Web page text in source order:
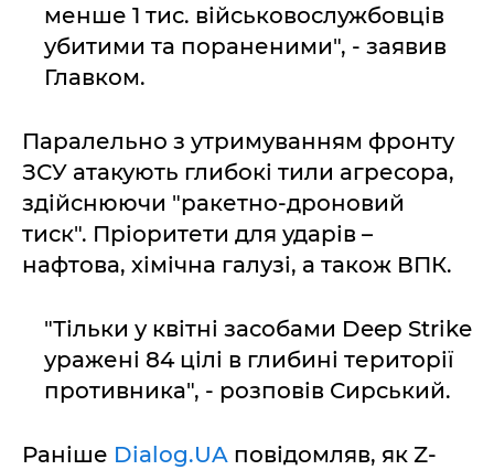
менше 1 тис. військовослужбовців
убитими та пораненими", - заявив
Главком.
Паралельно з утримуванням фронту
ЗСУ атакують глибокі тили агресора,
здійснюючи "ракетно-дроновий
тиск". Пріоритети для ударів –
нафтова, хімічна галузі, а також ВПК.
"Тільки у квітні засобами Deep Strike
уражені 84 цілі в глибині території
противника", - розповів Сирський.
Раніше Dialog.UA повідомляв, як Z-